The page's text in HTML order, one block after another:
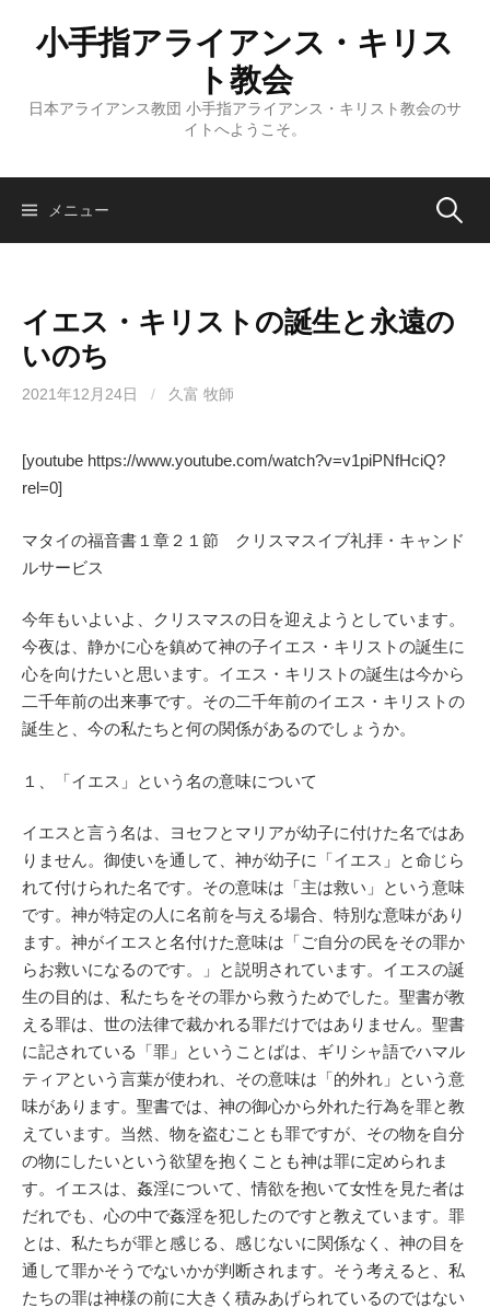
ス
小手指アライアンス・キリス
ト教会
日本アライアンス教団 小手指アライアンス・キリスト教会のサ
イトへようこそ。
メニュー 検
イエス・キリストの誕生と永遠の
いのち
2021年12月24日 / 久富 牧師
[youtube https://www.youtube.com/watch?v=v1piPNfHciQ?
rel=0]
マタイの福音書１章２１節 クリスマスイブ礼拝・キャンド
ルサービス
今年もいよいよ、クリスマスの日を迎えようとしています。
今夜は、静かに心を鎮めて神の子イエス・キリストの誕生に
心を向けたいと思います。イエス・キリストの誕生は今から
二千年前の出来事です。その二千年前のイエス・キリストの
誕生と、今の私たちと何の関係があるのでしょうか。
１、「イエス」という名の意味について
イエスと言う名は、ヨセフとマリアが幼子に付けた名ではあ
りません。御使いを通して、神が幼子に「イエス」と命じら
れて付けられた名です。その意味は「主は救い」という意味
です。神が特定の人に名前を与える場合、特別な意味があり
ます。神がイエスと名付けた意味は「ご自分の民をその罪か
らお救いになるのです。」と説明されています。イエスの誕
生の目的は、私たちをその罪から救うためでした。聖書が教
える罪は、世の法律で裁かれる罪だけではありません。聖書
に記されている「罪」ということばは、ギリシャ語でハマル
ティアという言葉が使われ、その意味は「的外れ」という意
味があります。聖書では、神の御心から外れた行為を罪と教
えています。当然、物を盗むことも罪ですが、その物を自分
の物にしたいという欲望を抱くことも神は罪に定められま
す。イエスは、姦淫について、情欲を抱いて女性を見た者は
だれでも、心の中で姦淫を犯したのですと教えています。罪
とは、私たちが罪と感じる、感じないに関係なく、神の目を
通して罪かそうでないかが判断されます。そう考えると、私
たちの罪は神様の前に大きく積みあげられているのではない